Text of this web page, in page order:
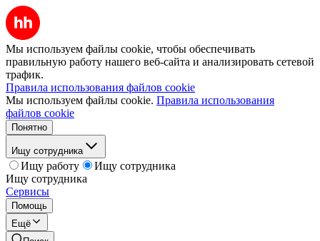
Мы используем файлы cookie, чтобы обеспечивать
правильную работу нашего веб-сайта и анализировать сетевой
трафик.
Правила использования файлов cookie
Мы используем файлы cookie. Правила использования
файлов cookie
Понятно
Ищу сотрудника
Ищу работу
Ищу сотрудника
Ищу сотрудника
Сервисы
Помощь
Ещё